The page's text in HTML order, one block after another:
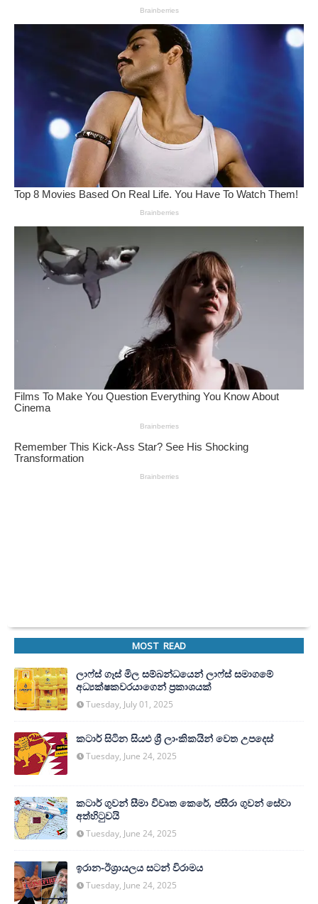
MOST READ
ලාෆ්ස් ගෑස් මිල සම්බන්ධයෙන් ලාෆ්ස් සමාගමේ
අධ්‍යක්ෂකවරයාගෙන් ප්‍රකාශයක්
Tuesday, July 01, 2025
කටාර් සිටින සියළු ශ්‍රී ලාංකිකයින් වෙත උපදෙස්
Tuesday, June 24, 2025
කටාර් ගුවන් සීමා විවෘත කෙරේ, ජසීරා ගුවන් සේවා
අත්හි‍ටුවයි
Tuesday, June 24, 2025
ඉරාන-ඊශ්‍රායලය සටන් විරාමය
Tuesday, June 24, 2025